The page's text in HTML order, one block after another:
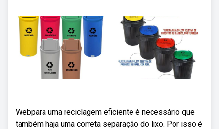
Webpara uma reciclagem eficiente é necessário que
também haja uma correta separação do lixo. Por isso é